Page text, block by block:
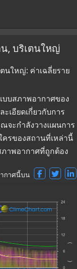
, บริเตนใหญ่
นใหญ่: ค่าเฉลี่ยราย
บบสภาพอากาศของ
เอียดเกี่ยวกับการ
จะกำลังวางแผนการ
ครของสถานที่เหล่านี้
าพอากาศที่ถูกต้อง
กาศนี้บน